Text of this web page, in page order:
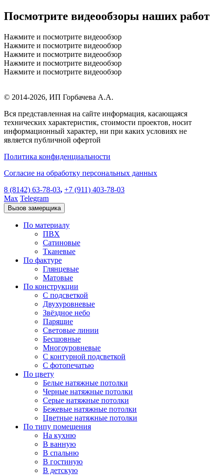
Посмотрите видеообзоры наших работ
Нажмите и посмотрите видеообзор
Нажмите и посмотрите видеообзор
Нажмите и посмотрите видеообзор
Нажмите и посмотрите видеообзор
Нажмите и посмотрите видеообзор
© 2014-2026, ИП Горбачева А.А.
Вся представленная на сайте информация, касающаяся
технических характеристик, стоимости проектов, носит
информационный характер, ни при каких условиях не
является публичной офертой
Политика конфиденциальности
Согласие на обработку персональных данных
8 (8142) 63-78-03, +7 (911) 403-78-03
Max Telegram
Вызов замерщика
По материалу
ПВХ
Сатиновые
Тканевые
По фактуре
Глянцевые
Матовые
По конструкции
С подсветкой
Двухуровневые
Звёздное небо
Парящие
Световые линии
Бесшовные
Многоуровневые
С контурной подсветкой
С фотопечатью
По цвету
Белые натяжные потолки
Черные натяжные потолки
Серые натяжные потолки
Бежевые натяжные потолки
Цветные натяжные потолки
По типу помещения
На кухню
В ванную
В спальню
В гостиную
В детскую